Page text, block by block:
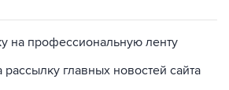
на профессиональную ленту
рассылку главных новостей сайта